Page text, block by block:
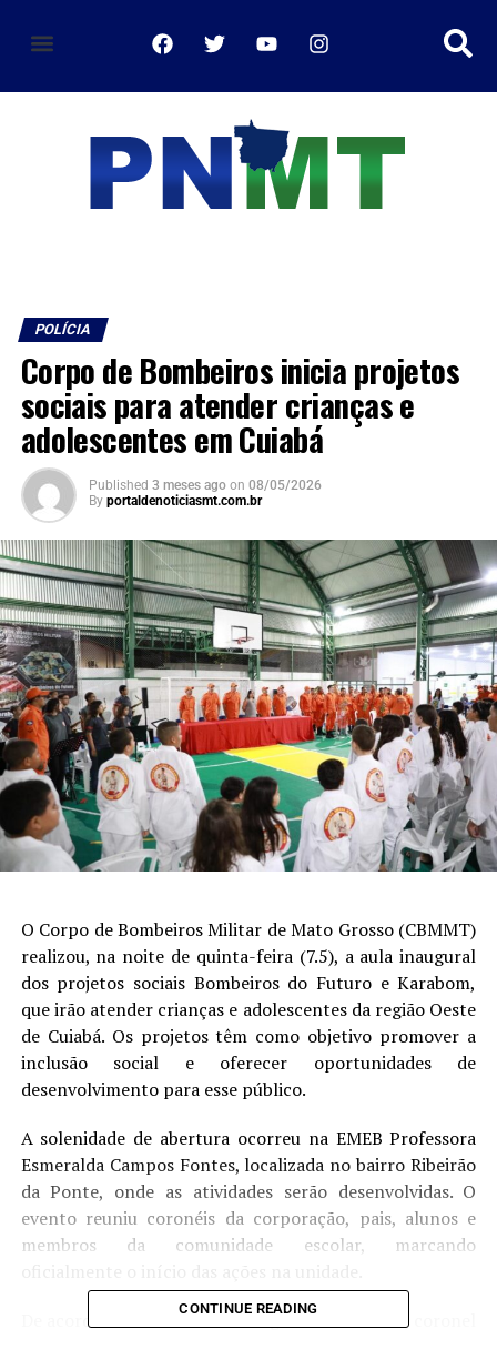
POLÍCIA
Corpo de Bombeiros inicia projetos
sociais para atender crianças e
adolescentes em Cuiabá
Published 3 meses ago on 08/05/2026
By portaldenoticiasmt.com.br
O Corpo de Bombeiros Militar de Mato Grosso (CBMMT)
realizou, na noite de quinta-feira (7.5), a aula inaugural
dos projetos sociais Bombeiros do Futuro e Karabom,
que irão atender crianças e adolescentes da região Oeste
de Cuiabá. Os projetos têm como objetivo promover a
inclusão social e oferecer oportunidades de
desenvolvimento para esse público.
A solenidade de abertura ocorreu na EMEB Professora
Esmeralda Campos Fontes, localizada no bairro Ribeirão
da Ponte, onde as atividades serão desenvolvidas. O
evento reuniu coronéis da corporação, pais, alunos e
membros da comunidade escolar, marcando
De acordo com o comandante-geral do CBMMT, coronel
CONTINUE READING